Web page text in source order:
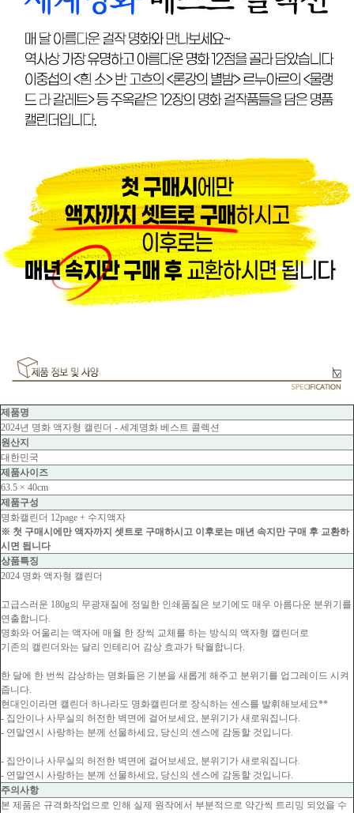
제품명
2024년 명화 액자형 캘린더 - 세계명화 베스트 콜렉션
원산지
대한민국
제품사이즈
63.5 × 40cm
제품구성
명화캘린더 12page + 수지액자
※ 첫 구매시에만 액자까지 셋트로 구매하시고 이후로는 매년 속지만 구매 후 교환하
시면 됩니다
상품특징
2024 명화 액자형 캘린더
고급스러운 180g의 무광재질에 정밀한 인쇄품질은 보기에도 매우 아름다운 분위기를
연출합니다.
명화와 어울리는 액자에 매월 한 장씩 교체를 하는 방식의 액자형 캘린더로
기존의 캘린더와는 달리 인테리어 감상 효과가 탁월합니다.
한 달에 한 번씩 감상하는 명화들은 기분을 새롭게 해주고 분위기를 업그레이드 시켜
줍니다.
현대인이라면 캘린더 하나라도 명화캘린더로 장식하는 센스를 발휘해보세요**
- 집안이나 사무실의 허전한 벽면에 걸어보세요, 분위기가 새로워집니다.
- 연말연시 사랑하는 분께 선물하세요, 당신의 센스에 감동할 것입니다.
- 집안이나 사무실의 허전한 벽면에 걸어보세요, 분위기가 새로워집니다.
- 연말연시 사랑하는 분께 선물하세요, 당신의 센스에 감동할 것입니다.
주의사항
본 제품은 규격화작업으로 인해 실제 원작에서 부분적으로 약간씩 트리밍 되었을 수